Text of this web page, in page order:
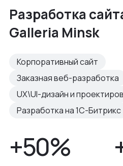
Разработка
Galleria Minsk
Корпоративный сайт
Заказная веб-разработка
UX\UI-дизайн и
Разработка на 1С-Битрикс
+50%